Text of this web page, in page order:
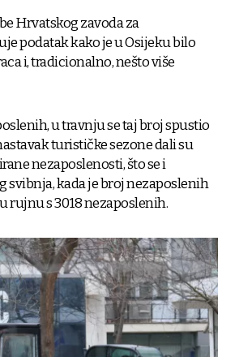
Hrvatskog zavoda za
podatak kako je u Osijeku bilo
i, tradicionalno, nešto više
u travnju se taj broj spustio
turističke sezone dali su
nezaposlenosti, što se i
svibnja, kada je broj nezaposlenih
rujnu s 3018 nezaposlenih.